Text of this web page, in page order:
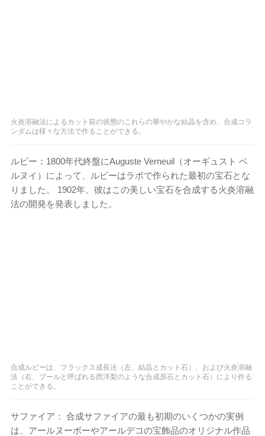
火炎溶融法によるカット前の状態のこれらの華やかな結晶を含め、合成コラ
ンダムは様々な方法で作ることができる。
ルビー：1800年代終盤にAuguste Verneuil（オーギュスト ベ
ルヌイ）によって、ルビーはラボで作られた最初の宝石とな
りました。 1902年、彼はこの美しい宝石を合成する火炎溶融
法の開発を発表しました。
合成ルビーは、フラックス成長法（左、結晶とカット石）、および火炎溶融
法（右、ブールと呼ばれる西洋梨のような合成原石とカット石）により作る
ことができる。
サファイア： 合成サファイアの最も初期のいくつかの実例
は、アールヌーボーやアールデコの宝飾品のオリジナル作品